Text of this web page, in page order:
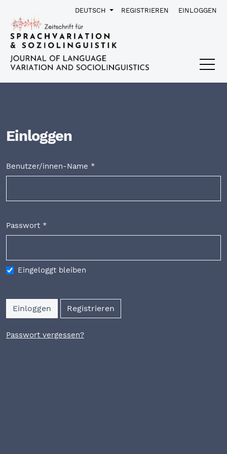
Zur Hauptnavigation springen
Zum Inhalt springen
Zur Fußzeile springenSPRACHE
DEUTSCH REGISTRIEREN EINLOGGEN
Einloggen
Benutzer/innen-Name *
Erforderlich
Passwort *
Erforderlich
Eingeloggt bleiben
Einloggen Registrieren
Passwort vergessen?